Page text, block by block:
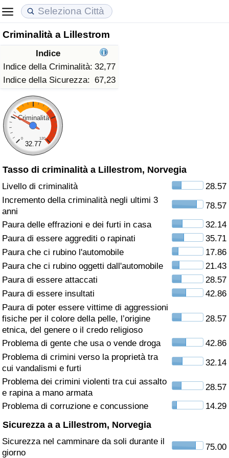
Criminalità a Lillestrom
Indice
Indice della Criminalità: 32,77
Indice della Sicurezza: 67,23
Criminalità
0 120
32.77
Tasso di criminalità a Lillestrom, Norvegia
Livello di criminalità
28.57
Incremento della criminalità negli ultimi 3
anni
78.57
Paura delle effrazioni e dei furti in casa
32.14
Paura di essere aggrediti o rapinati
35.71
Paura che ci rubino l'automobile
17.86
Paura che ci rubino oggetti dall'automobile
21.43
Paura di essere attaccati
28.57
Paura di essere insultati
42.86
Paura di poter essere vittime di aggressioni
fisiche per il colore della pelle, l’origine
etnica, del genere o il credo religioso
28.57
Problema di gente che usa o vende droga
42.86
Problema di crimini verso la proprietà tra
cui vandalismi e furti
32.14
Problema dei crimini violenti tra cui assalto
e rapina a mano armata
28.57
Problema di corruzione e concussione
14.29
Sicurezza a a Lillestrom, Norvegia
Sicurezza nel camminare da soli durante il
giorno
75.00
Costo della vita
Indice Del Costo Della Vita (corrente)
Indice Del Costo Della Vita
Indice del Costo della Vita per Nazione
ad Aqaba
Prezzi degli immobili
Indice del Prezzo delle Case (Corrente)
Indice del Prezzo delle Case
Indice del Prezzo delle Case per Nazione
Qualità della Vita
Indice della Qualità della Vita
Indice della Qualità della Vita (Corrente)
Indice della qualità della vita per Paese
Criminalità
Indice del Tasso di Criminalità (Corrente)
Indice della Criminalità
Indice di criminalità per paese
Assistenza Sanitaria
Indice dell’Assistenza Sanitaria (Corrente)
Indice dell’Assistenza Sanitaria
Indice dell’Assistenza Sanitaria per
Nazione
Inquinamento
Indice dell’Inquinamento (Corrente)
Indice dell’Inquinamento per Nazione